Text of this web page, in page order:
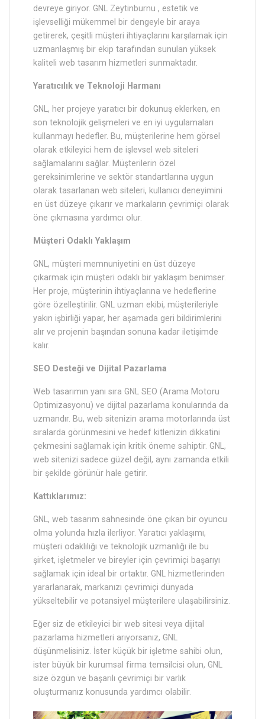
devreye giriyor. GNL Zeytinburnu , estetik ve
işlevselliği mükemmel bir dengeyle bir araya
getirerek, çeşitli müşteri ihtiyaçlarını karşılamak için
uzmanlaşmış bir ekip tarafından sunulan yüksek
kaliteli web tasarım hizmetleri sunmaktadır.
Yaratıcılık ve Teknoloji Harmanı
GNL, her projeye yaratıcı bir dokunuş eklerken, en
son teknolojik gelişmeleri ve en iyi uygulamaları
kullanmayı hedefler. Bu, müşterilerine hem görsel
olarak etkileyici hem de işlevsel web siteleri
sağlamalarını sağlar. Müşterilerin özel
gereksinimlerine ve sektör standartlarına uygun
olarak tasarlanan web siteleri, kullanıcı deneyimini
en üst düzeye çıkarır ve markaların çevrimiçi olarak
öne çıkmasına yardımcı olur.
Müşteri Odaklı Yaklaşım
GNL, müşteri memnuniyetini en üst düzeye
çıkarmak için müşteri odaklı bir yaklaşım benimser.
Her proje, müşterinin ihtiyaçlarına ve hedeflerine
göre özelleştirilir. GNL uzman ekibi, müşterileriyle
yakın işbirliği yapar, her aşamada geri bildirimlerini
alır ve projenin başından sonuna kadar iletişimde
kalır.
SEO Desteği ve Dijital Pazarlama
Web tasarımın yanı sıra GNL SEO (Arama Motoru
Optimizasyonu) ve dijital pazarlama konularında da
uzmandır. Bu, web sitenizin arama motorlarında üst
sıralarda görünmesini ve hedef kitlenizin dikkatini
çekmesini sağlamak için kritik öneme sahiptir. GNL,
web sitenizi sadece güzel değil, aynı zamanda etkili
bir şekilde görünür hale getirir.
Kattıklarımız:
GNL, web tasarım sahnesinde öne çıkan bir oyuncu
olma yolunda hızla ilerliyor. Yaratıcı yaklaşımı,
müşteri odaklılığı ve teknolojik uzmanlığı ile bu
şirket, işletmeler ve bireyler için çevrimiçi başarıyı
sağlamak için ideal bir ortaktır. GNL hizmetlerinden
yararlanarak, markanızı çevrimiçi dünyada
yükseltebilir ve potansiyel müşterilere ulaşabilirsiniz.
Eğer siz de etkileyici bir web sitesi veya dijital
pazarlama hizmetleri arıyorsanız, GNL
düşünmelisiniz. İster küçük bir işletme sahibi olun,
ister büyük bir kurumsal firma temsilcisi olun, GNL
size özgün ve başarılı çevrimiçi bir varlık
oluşturmanız konusunda yardımcı olabilir.